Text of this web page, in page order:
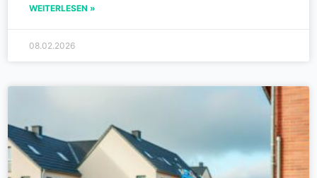
WEITERLESEN »
08.02.2026